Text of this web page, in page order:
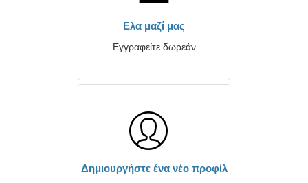
Ελα μαζί μας
Εγγραφείτε δωρεάν
Δημιουργήστε ένα νέο προφίλ